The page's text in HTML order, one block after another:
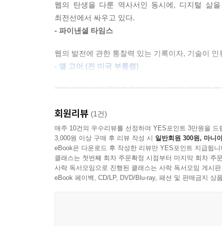
기술은 만병통치약이 아니다. 웹의 존재 자체만
수 있다. 서구는 ‘세상이 어떠해야 한다’는 식으
적이지 않다. 하지만 내 생각에는 대체로 올바른
점에 여전히 낙관적이다. 하지만 그것은 우리가
여전히 우려되는 점이 남아 있었다. 사용자 데이
는 서버가 브라우저의 이력에 저장하는 작은 데
문할 때마다 비밀번호를 다시 입력해야 한다. 진
였다. 더 나쁜 점은 ‘서드파티’라는 이름이 암시하
com을 방문한 후에는 doubleclick.net의 쿠키를 가
--- p.271
AI 시대의 유일한 대안,‘데이터 주권’
움직이는 연료가 된다. 하지만 정작 그 데이터의
2022년 팀 버너스리는 ‘데이터 주권 증진’의 공로
이 책에서 팀 버너스리는 오늘날의 웹을 진단하
바로 솔리드(Solid)다. 개인이 자신의 데이터를
방식이다. 데이터가 기업의 자산이 아니라, 개인의
이 비전은 이미 현실이 되고 있다. 호주의 한 대
웹의 탄생을 다룬 역사서인 동시에, 디지털 삶
최전선에서 싸우고 있다.
- 파이낸셜 타임스
웹의 발전에 관한 통찰력 있는 기록이자, 기술이
- 앨 고어 (전 미국 부통령)
AI가 우리 삶을 극적으로 재편하는 지금, 기술은
- 루스 포랏 (구글·알파벳 CFO)
회원리뷰 (1건)
매주 10건의 우수리뷰를 선정하여 YES포인트 3만원을 드
3,000원 이상 구매 후 리뷰 작성 시 일반회원 300원, 마니
eBook은 다운로드 후 작성한 리뷰만 YES포인트 지급됩니
클래스는 첫번째 회차 주문확정 시점부터 마지막 회차 주
사락 독서모임으로 진행된 클래스는 사락 독서모임 게시
eBook 페이백, CD/LP, DVD/Blu-ray, 패션 및 판매금지 상